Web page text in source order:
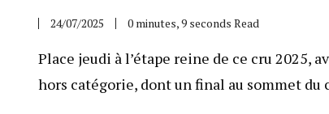
24/07/2025 0 minutes, 9 seconds Read
Place jeudi à l’étape reine de ce cru 2025,
hors catégorie, dont un final au sommet du